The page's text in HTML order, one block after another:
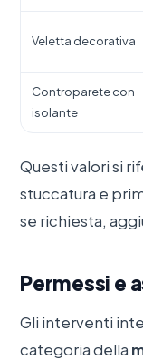
Veletta decorativa
Controparete con
isolante
Questi valori si
stuccatura e
se richiesta,
Permessi e
Gli interventi
categoria della